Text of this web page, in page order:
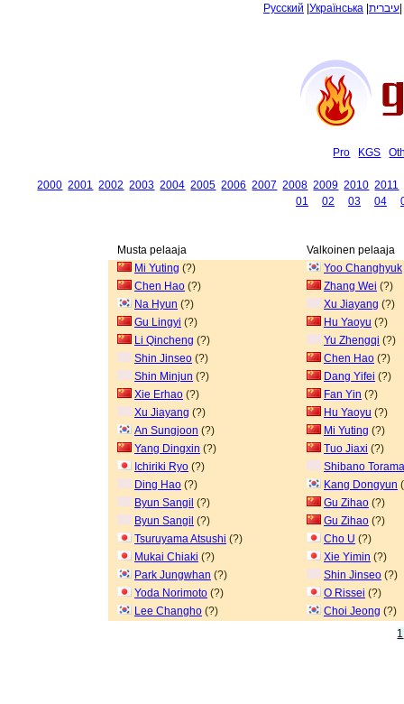
Русский Українська עיברית
Pro KGS
2000 2001 2002 2003 2004 2005 2006 2007 2008 2009 2010 2011
01
02 03 04
Musta pelaaja
Valkoinen pelaaja
Mi Yuting (?) Yoo Changhyuk
Chen Hao (?) Zhang Wei (?)
Na Hyun (?) Xu Jiayang (?)
Gu Lingyi (?) Hu Yaoyu (?)
Li Qincheng (?) Yu Zhengqi (?)
Shin Jinseo (?) Chen Hao (?)
Shin Minjun (?) Dang Yifei (?)
Xie Erhao (?) Fan Yin (?)
Xu Jiayang (?) Hu Yaoyu (?)
An Sungjoon (?) Mi Yuting (?)
Yang Dingxin (?) Tuo Jiaxi (?)
Ichiriki Ryo (?)
Shibano
Ding Hao (?) Kang Dongyun
Byun Sangil (?) Gu Zihao (?)
Byun Sangil (?) Gu Zihao (?)
Tsuruyama Atsushi (?) Cho U (?)
Mukai Chiaki (?) Xie Yimin (?)
Park Jungwhan (?) Shin Jinseo (?)
Yoda Norimoto (?) O Rissei (?)
Lee Changho (?) Choi Jeong (?)
1